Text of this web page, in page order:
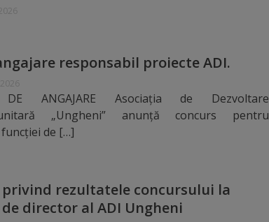
responsabil proiecte ADI.
DE ANGAJARE Asociația de Dezvoltare
„Ungheni” anunță concurs pentru
de […]
privind rezultatele concursului la
director al ADI Ungheni